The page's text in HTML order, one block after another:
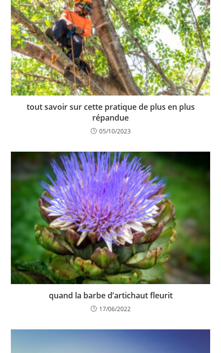
tout savoir sur cette pratique de plus en plus
répandue
05/10/2023
quand la barbe d’artichaut fleurit
17/06/2022